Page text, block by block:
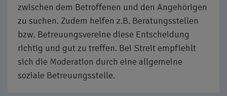
zwischen dem Betroffenen und den Angehörigen
zu suchen. Zudem helfen z.B. Beratungsstellen
bzw. Betreuungsvereine diese Entscheidung
richtig und gut zu treffen. Bei Streit empfiehlt
sich die Moderation durch eine allgemeine
soziale Betreuungsstelle.